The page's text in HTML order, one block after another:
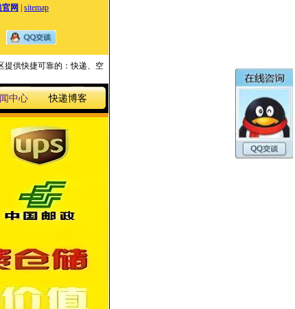
网 sitemap
提供快捷可靠的：快递、空
中心 快递博客